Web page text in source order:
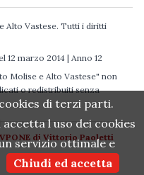
Alto Vastese. Tutti i diritti
marzo 2014 | Anno 12
Molise e Alto Vastese" non
o redistribuiti senza
VPONE di Vittorio Paoletti
di terzi parti.
l uso dei cookies
servizio ottimale e
Chiudi ed accetta